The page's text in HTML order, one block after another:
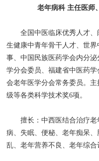
老年病科 主任医师
全国中医临床优秀人才、
生健康中青年骨干人才、世
事、中国民族医药学会内分
学分会委员、福建省中医药
会老年医学分会常务委员。
级等各类科学技术奖6项。
擅长：中西医结合治疗老
病、失眠、便秘、老年痴呆
乱、老年营养不良、老年综合